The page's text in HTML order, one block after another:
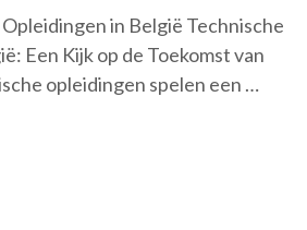
in België Technische
Een Kijk op de Toekomst van
opleidingen spelen een …